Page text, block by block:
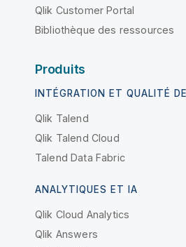
Qlik Customer Portal
Bibliothèque des ressources
Produits
INTÉGRATION ET QUALITÉ
Qlik Talend
Qlik Talend Cloud
Talend Data Fabric
ANALYTIQUES ET IA
Qlik Cloud Analytics
Qlik Answers